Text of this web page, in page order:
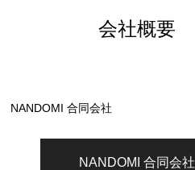
会社概要
NANDOMI 合同会社
NANDOMI 合同会社